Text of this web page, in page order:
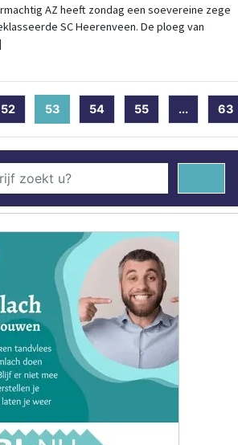
AZ heeft zondag een soevereine zege
SC Heerenveen. De ploeg van
52 53(current)
54 55 ... 63